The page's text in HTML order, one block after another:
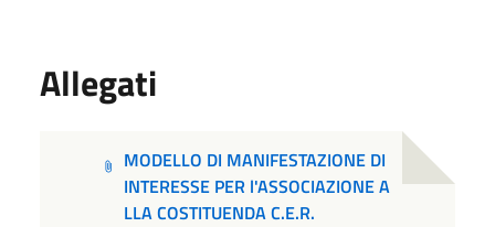
Allegati
MODELLO DI MANIFESTAZIONE DI
INTERESSE PER l'ASSOCIAZIONE A
LLA COSTITUENDA C.E.R.